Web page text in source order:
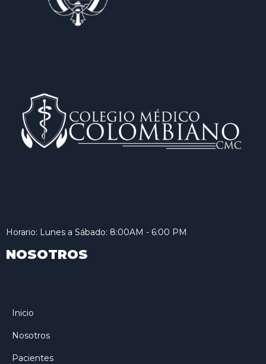
Horario: Lunes a Sábado: 8:00AM - 6:00 PM
NOSOTROS
Inicio
Nosotros
Pacientes